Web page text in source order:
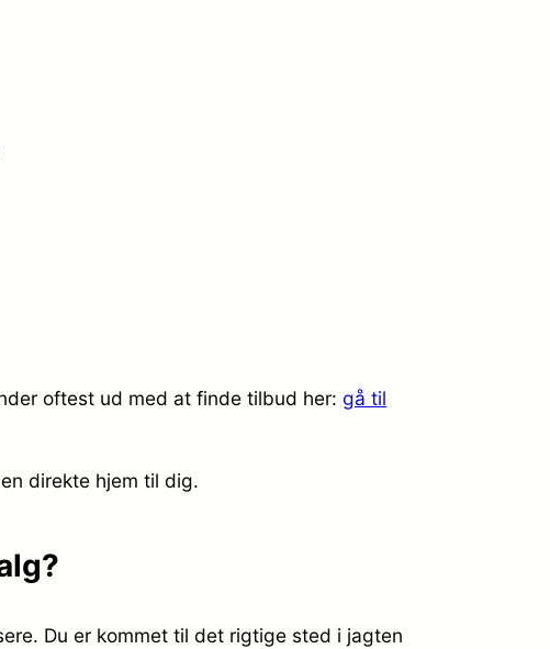
oftest ud med at finde tilbud her: gå til
direkte hjem til dig.
Du er kommet til det rigtige sted i jagten